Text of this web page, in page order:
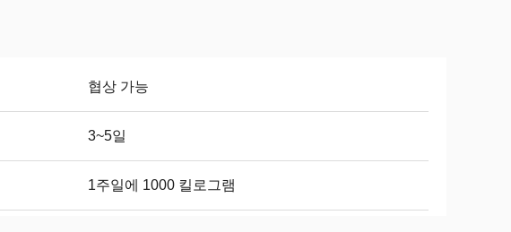
협상 가능
3~5일
1주일에 1000 킬로그램